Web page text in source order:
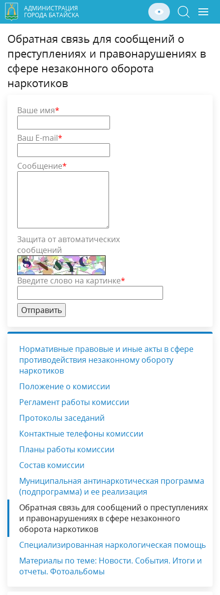
АДМИНИСТРАЦИЯ
ГОРОДА БАТАЙСКА
Обратная связь для сообщений о
преступлениях и правонарушениях в
сфере незаконного оборота
наркотиков
Ваше имя*
Ваш E-mail*
Сообщение*
Защита от автоматических
сообщений
Введите слово на картинке*
Нормативные правовые и иные акты в сфере
противодействия незаконному обороту
наркотиков
Положение о комиссии
Регламент работы комиссии
Протоколы заседаний
Контактные телефоны комиссии
Планы работы комиссии
Состав комиссии
Муниципальная антинаркотическая программа
(подпрограмма) и ее реализация
Обратная связь для сообщений о преступлениях
и правонарушениях в сфере незаконного
оборота наркотиков
Специализированная наркологическая помощь
Материалы по теме: Новости. События. Итоги и
отчеты. Фотоальбомы